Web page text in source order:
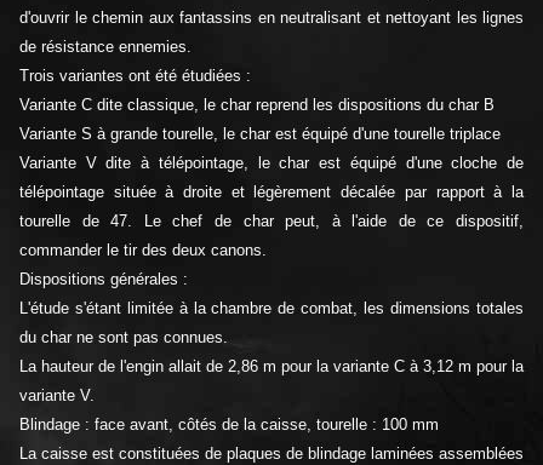
d'ouvrir le chemin aux fantassins en neutralisant et nettoyant les lignes
de résistance ennemies.
Trois variantes ont été étudiées :
Variante C dite classique, le char reprend les dispositions du char B
Variante S à grande tourelle, le char est équipé d'une tourelle triplace
Variante V dite à télépointage, le char est équipé d'une cloche de
télépointage située à droite et légèrement décalée par rapport à la
tourelle de 47. Le chef de char peut, à l'aide de ce dispositif,
commander le tir des deux canons.
Dispositions générales :
L'étude s'étant limitée à la chambre de combat, les dimensions totales
du char ne sont pas connues.
La hauteur de l'engin allait de 2,86 m pour la variante C à 3,12 m pour la
variante V.
Blindage : face avant, côtés de la caisse, tourelle : 100 mm
La caisse est constituées de plaques de blindage laminées assemblées